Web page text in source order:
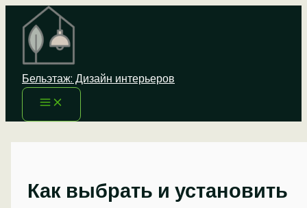
Перейти
содержимому
Бельэтаж: Дизайн интерьеров
Как выбрать и установить